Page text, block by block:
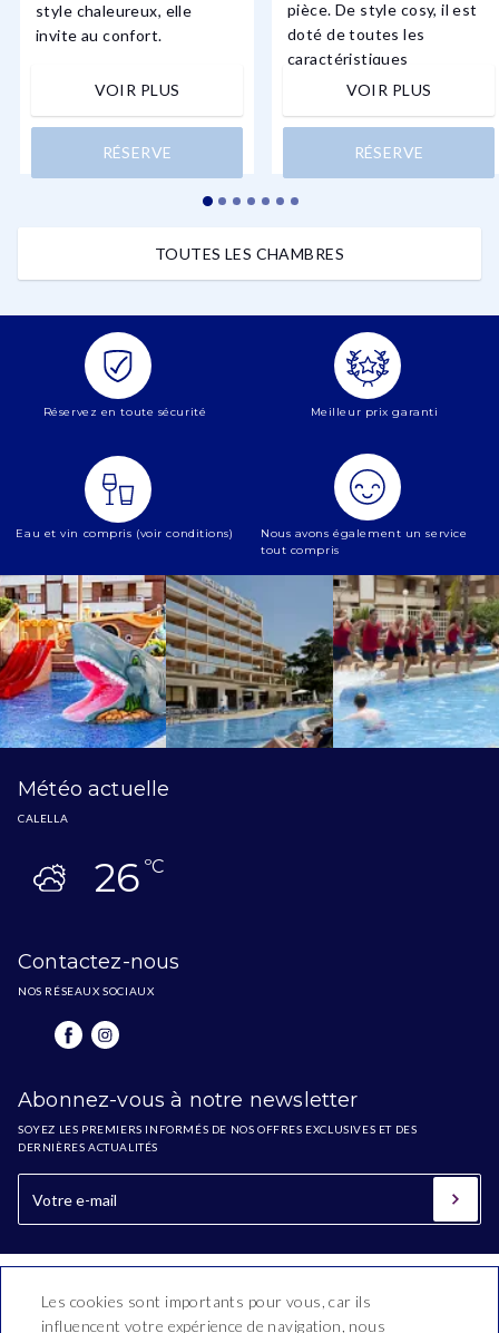
style chaleureux, elle
invite au confort.
VOIR PLUS
RÉSERVE
pièce. De style cosy, il est
doté de toutes les
caractéristiques
nécessaires pour ...
VOIR PLUS
RÉSERVE
TOUTES LES CHAMBRES
Réservez en toute sécurité Meilleur prix garanti
Eau et vin compris (voir conditions)
Nous avons également un service
tout compris
Météo actuelle
CALELLA
26ºC
Contactez-nous
NOS RÉSEAUX SOCIAUX
Abonnez-vous à notre newsletter
SOYEZ LES PREMIERS INFORMÉS DE NOS OFFRES EXCLUSIVES ET DES
DERNIÈRES ACTUALITÉS
Les cookies sont importants pour vous, car ils
influencent votre expérience de navigation, nous